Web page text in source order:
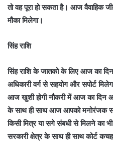
तो वह पूरा हो सकता है। आज वैवाहिक
मौका मिलेगा।
सिंह राशि
सिंह राशि के जातको के लिए आज का
अधिकारी वर्ग से सहयोग और सपोर्ट
आज खुशी होगी नौकरी में आज का
के साथ ही साथ आज आपको मनोरंजक
किसी मित्र या सगे संबधी से मिलने
सरकारी क्षेत्र के साथ ही साथ कोर्ट